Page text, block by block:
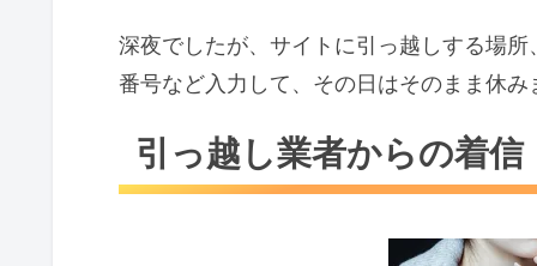
深夜でしたが、サイトに引っ越しする場
番号など入力して、その日はそのまま休み
引っ越し業者からの着信